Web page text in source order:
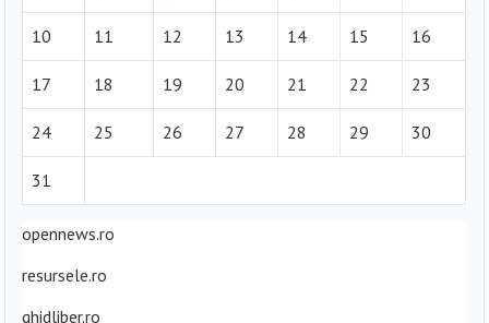
10 11 12 13 14 15 16
17 18 19 20 21 22 23
24 25 26 27 28 29 30
31
opennews.ro
resursele.ro
ghidliber.ro